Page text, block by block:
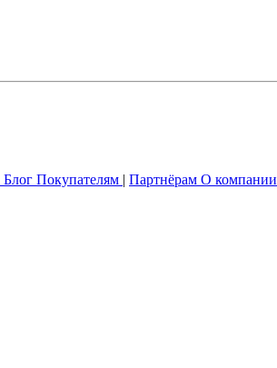
Блог Покупателям | Партнёрам О компании